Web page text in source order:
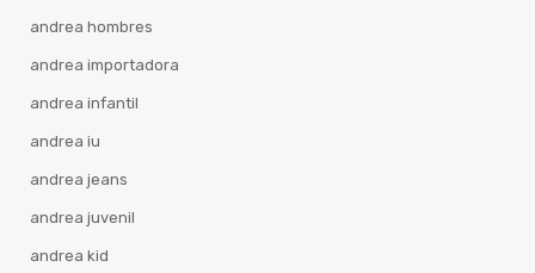
andrea hombres
andrea importadora
andrea infantil
andrea iu
andrea jeans
andrea juvenil
andrea kid